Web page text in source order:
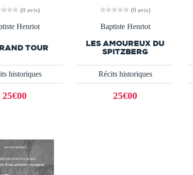
(0 avis)
Henriot
TOUR
historiques
25€00
(0 avis)
Baptiste Henriot
LES AMOUREUX DU
SPITZBERG
Récits historiques
25€00